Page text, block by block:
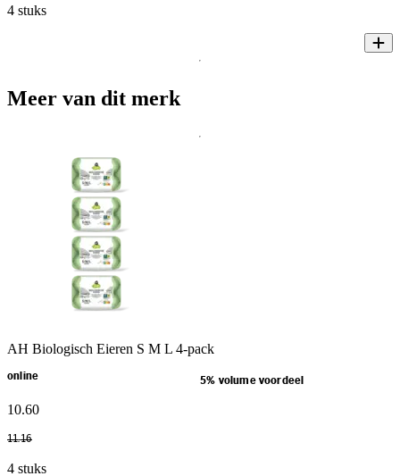
4 stuks
Meer van dit merk
AH Biologisch Eieren S M L 4-pack
online 5% volume voordeel
10.60
11.16
4 stuks